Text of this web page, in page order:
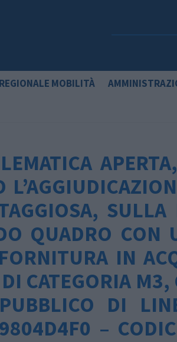
MOBILITÀ
SULLA
QUADRO CON
IN
CATEGORIA M3,
DI
–